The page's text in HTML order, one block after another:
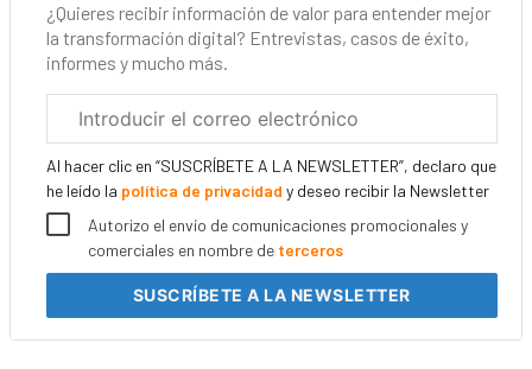
¿Quieres recibir información de valor para entender mejor
la transformación digital? Entrevistas, casos de éxito,
informes y mucho más.
electrónico
Al hacer clic en “SUSCRÍBETE A LA NEWSLETTER”, declaro que
he leído la política de privacidad y deseo recibir la Newsletter
Autorizo el envío de comunicaciones promocionales y
comerciales en nombre de terceros
SUSCRÍBETEA LA NEWSLETTER